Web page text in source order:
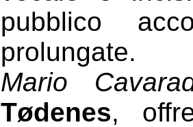
pubblico
prolungate.
Mario
Tødenes,